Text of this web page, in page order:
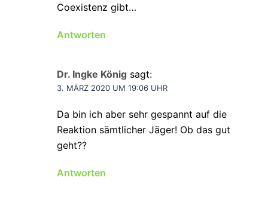
Coexistenz gibt…
Antworten
Dr. Ingke König sagt:
3. MÄRZ 2020 UM 19:06 UHR
Da bin ich aber sehr gespannt auf die
Reaktion sämtlicher Jäger! Ob das gut
geht??
Antworten